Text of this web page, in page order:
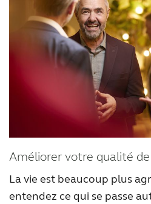
Améliorer votre qualité
La vie est beaucoup plus
entendez ce qui se passe